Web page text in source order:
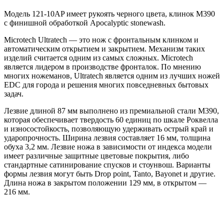
Модель 121-10AP имеет рукоять черного цвета, клинок M390
с финишной обработкой Apocalyptic stonewash.
Microtech Ultratech — это нож с фронтальным клинком и
автоматическим открытием и закрытием. Механизм таких
изделий считается одним из самых сложных. Microtech
является лидером в производстве фронталок. По мнению
многих ножеманов, Ultratech является одним из лучших ножей
EDC для города и решения многих повседневных бытовых
задач.
Лезвие длиной 87 мм выполнено из премиальной стали M390,
которая обеспечивает твердость 60 единиц по шкале Роквелла
и износостойкость, позволяющую удерживать острый край и
ударопрочность. Ширина лезвия составляет 16 мм, толщина
обуха 3,2 мм. Лезвие ножа в зависимости от индекса модели
имеет различные защитные цветовые покрытия, либо
стандартные сатинирование спусков и стоунвош. Варианты
формы лезвия могут быть Drop point, Tanto, Bayonet и другие.
Длина ножа в закрытом положении 129 мм, в открытом —
216 мм.